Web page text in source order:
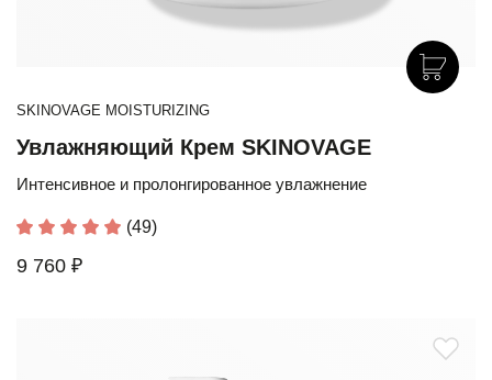
SKINOVAGE MOISTURIZING
Увлажняющий Крем SKINOVAGE
Интенсивное и пролонгированное увлажнение
(49)
9 760 ₽